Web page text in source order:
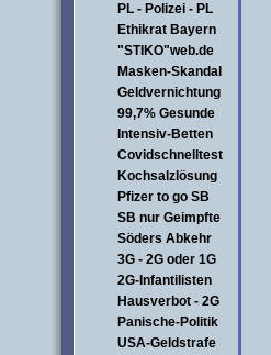
PL - Polizei - PL
Ethikrat Bayern
"STIKO"web.de
Masken-Skandal
Geldvernichtung
99,7% Gesunde
Intensiv-Betten
Covidschnelltest
Kochsalzlösung
Pfizer to go SB
SB nur Geimpfte
Söders Abkehr
3G - 2G oder 1G
2G-Infantilisten
Hausverbot - 2G
Panische-Politik
USA-Geldstrafe